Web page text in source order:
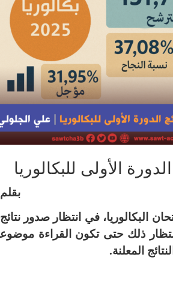
الأولى للبكالوريا
البكالوريا، في انتظار صدور
انتظار ذلك حتى تكون القراءة
المعلنة.